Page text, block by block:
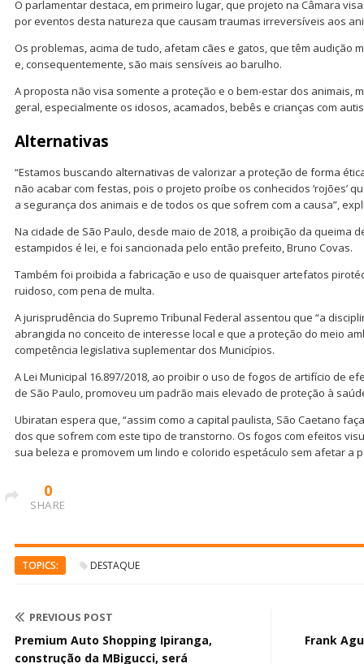
O parlamentar destaca, em primeiro lugar, que projeto na Câmara
por eventos desta natureza que causam traumas irreversíveis aos
Os problemas, acima de tudo, afetam cães e gatos, que têm audição
e, consequentemente, são mais sensíveis ao barulho.
A proposta não visa somente a proteção e o bem-estar dos animais,
geral, especialmente os idosos, acamados, bebês e crianças com
Alternativas
“Estamos buscando alternativas de valorizar a proteção de forma
não acabar com festas, pois o projeto proíbe os conhecidos ‘rojões’
a segurança dos animais e de todos os que sofrem com a causa”,
Na cidade de São Paulo, desde maio de 2018, a proibição da queima
estampidos é lei, e foi sancionada pelo então prefeito, Bruno Covas.
Também foi proibida a fabricação e uso de quaisquer artefatos
ruidoso, com pena de multa.
A jurisprudência do Supremo Tribunal Federal assentou que “a
abrangida no conceito de interesse local e que a proteção do meio
competência legislativa suplementar dos Municípios.
A Lei Municipal 16.897/2018, ao proibir o uso de fogos de artifício de
de São Paulo, promoveu um padrão mais elevado de proteção à
Ubiratan espera que, “assim como a capital paulista, São Caetano
dos que sofrem com este tipo de transtorno. Os fogos com efeitos
sua beleza e promovem um lindo e colorido espetáculo sem afetar a
0
SHARE
TOPICS: DESTAQUE
PREVIOUS POST
Premium Auto Shopping Ipiranga,
construção da MBigucci, será
Frank